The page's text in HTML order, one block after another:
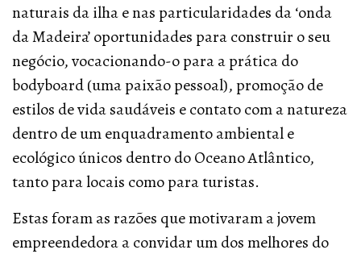
naturais da ilha e nas particularidades da ‘onda
da Madeira’ oportunidades para construir o seu
negócio, vocacionando-o para a prática do
bodyboard (uma paixão pessoal), promoção de
estilos de vida saudáveis e contato com a natureza
dentro de um enquadramento ambiental e
ecológico únicos dentro do Oceano Atlântico,
tanto para locais como para turistas.
Estas foram as razões que motivaram a jovem
empreendedora a convidar um dos melhores do